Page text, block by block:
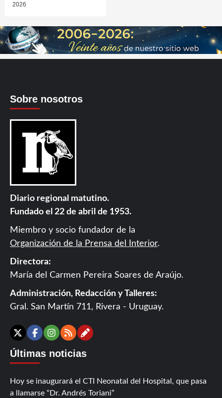
2026
Sobre nosotros
Diario regional matutino.
Fundado el 22 de abril de 1953.
Miembro y socio fundador de la
Organización de la Prensa del Interior.
Directora:
María del Carmen Pereira Soares de Araújo.
Administración, Redacción y Talleres:
Gral. San Martín 711, Rivera - Uruguay.
X Facebook
Instagram
RSSContáctanos
Últimas noticias
Hoy se inaugurará el CTI Neonatal del Hospital, que pasa
a llamarse “Dr. Andrés Toriani”